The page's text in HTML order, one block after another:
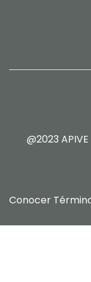
@2023
Conocer